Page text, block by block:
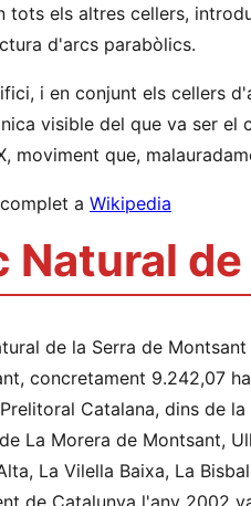
tots els altres cellers,
d'arcs parabòlics.
i en conjunt els cellers
visible del que va ser el
moviment que,
a Wikipedia
Natural
de la Serra de
concretament 9.242,07
Catalana, dins de
La Morera de Montsant,
La Vilella Baixa, La
de Catalunya l'any 2002